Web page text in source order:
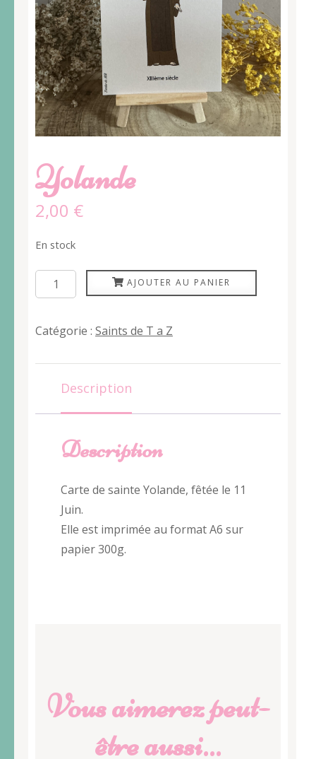
Yolande
2,00 €
En stock
quantité
de
AJOUTER AU PANIER
Catégorie : Saints de T a Z
Description
Description
Carte de sainte Yolande, fêtée le 11
Juin.
Elle est imprimée au format A6 sur
papier 300g.
Vous aimerez peut-
être aussi…